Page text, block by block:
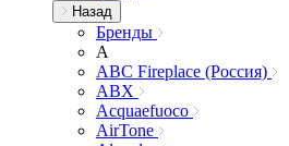
Назад
Бренды
A
ABC Fireplace (Россия)
ABX
Acquaefuoco
AirTone